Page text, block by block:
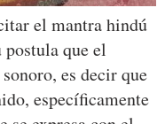
el mantra hindú
que el
es decir que
específicamente